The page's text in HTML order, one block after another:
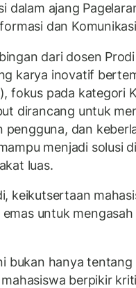
dalam ajang
dan
dari dosen
karya inovatif
fokus pada kategori
dirancang untuk
pengguna, dan
menjadi solusi
luas.
keikutsertaan
untuk
bukan hanya
berpikir